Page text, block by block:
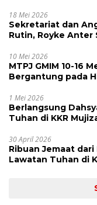
18 Mei 2026
Sekretariat dan
Rutin, Royke Anter
10 Mei 2026
MTPJ GMIM 10-16
Bergantung pada
1 Mei 2026
Berlangsung
Tuhan di KKR Mujizat Kesembuhan ‘Waktunya Sudah
30 April 2026
Ribuan Jemaat
Lawatan Tuhan di KKR Mujizat Kesembuhan Malam Ke